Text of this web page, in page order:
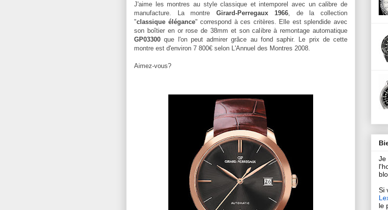
J'aime les montres au style classique et intemporel avec un calibre de
manufacture. La montreGirard-Perregaux 1966, de la collection
"classique élégance" correspond à ces critères. Elle est splendide avec
son boîtier en or rose de 38mm et son calibre à remontage automatique
GP03300 que l'on peut admirer grâce au fond saphir.
Le prix de cette
montre est d'environ 7 800€ selon L'Annuel des Montres 2008.
Aimez-vous?
Je
Si
le